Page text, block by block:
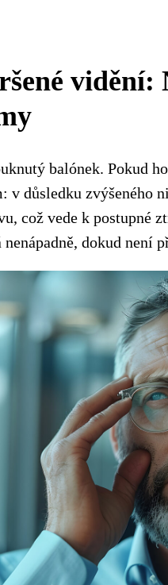
balónek. Pokud
v důsledku zvýšeného
což vede k postupné
dokud není